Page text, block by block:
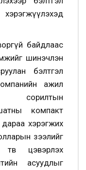
байдлаас
шинэчлэн
бэлтгэл
ажил
сорилтын
компакт
хэрэгжих
зээлийг
цэвэрлэх
асуудлыг